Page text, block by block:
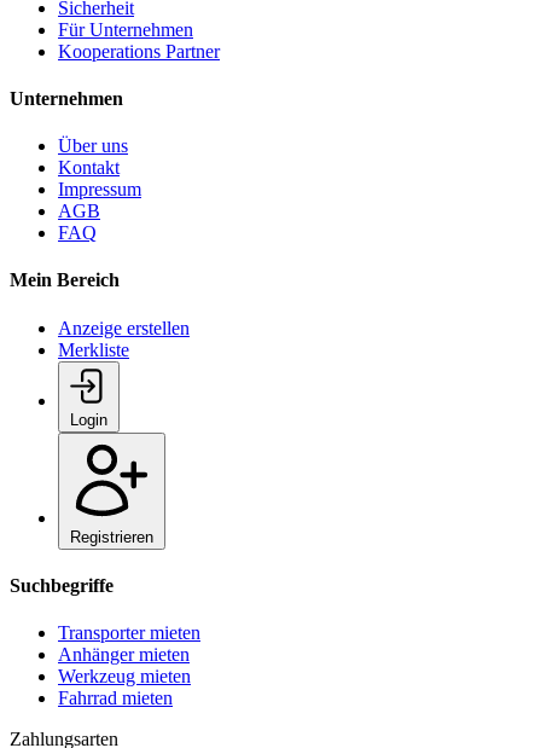
Sicherheit
Für Unternehmen
Kooperations Partner
Unternehmen
Über uns
Kontakt
Impressum
AGB
FAQ
Mein Bereich
Anzeige erstellen
Merkliste
Login
Registrieren
Suchbegriffe
Transporter mieten
Anhänger mieten
Werkzeug mieten
Fahrrad mieten
Zahlungsarten